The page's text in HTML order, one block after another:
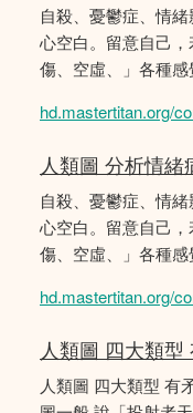
自殺、憂鬱症、情
心空白。留意自己
傷、空虛、」各種感
hd.mastertitan.org/
人類圖 分析情
自殺、憂鬱症、情
心空白。留意自己
傷、空虛、」各種感
hd.mastertitan.org/
人類圖 四大類
人類圖 四大類型 有